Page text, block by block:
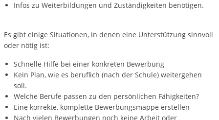
Infos zu Weiterbildungen und Zuständigkeiten benötigen.
Es gibt einige Situationen, in denen eine Unterstützung sinnvoll
oder nötig ist:
Schnelle Hilfe bei einer konkreten Bewerbung
Kein Plan, wie es beruflich (nach der Schule) weitergehen
soll.
Welche Berufe passen zu den persönlichen Fähigkeiten?
Eine korrekte, komplette Bewerbungsmappe erstellen
Nach vielen Bewerbungen noch keine Arbeit oder